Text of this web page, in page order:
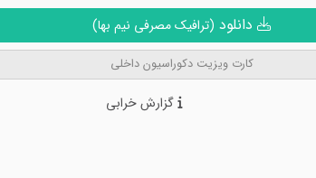
(ترافیک مصرفی نیم بها)
کارت ویزیت دکوراسیون داخلی
گزارش خرابی